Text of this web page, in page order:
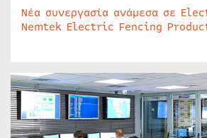
Νέα συνεργασία ανάμεσα σε
Nemtek Electric Fencing